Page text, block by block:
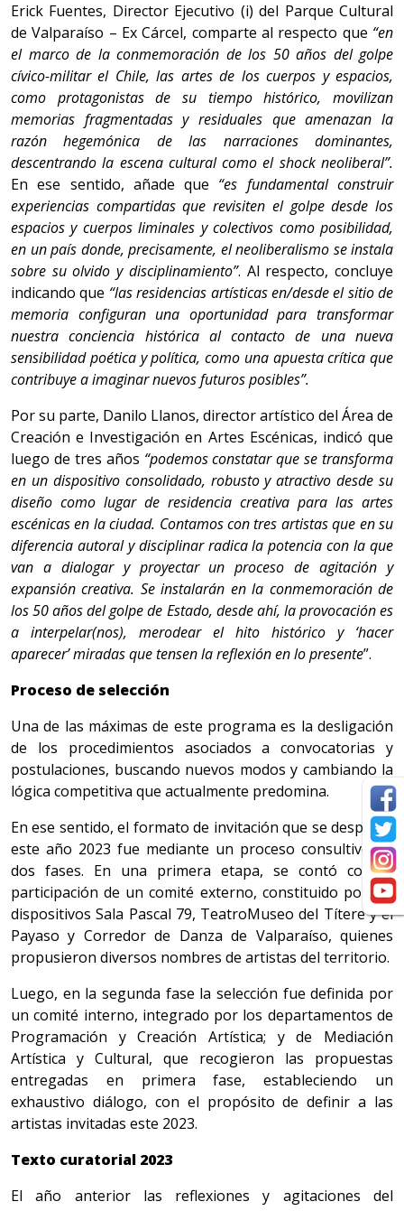
Erick Fuentes, Director Ejecutivo (i) del Parque Cultural
de Valparaíso – Ex Cárcel, comparte al respecto que “en
el marco de la conmemoración de los 50 años del golpe
cívico-militar el Chile, las artes de los cuerpos y espacios,
como protagonistas de su tiempo histórico, movilizan
memorias fragmentadas y residuales que amenazan la
razón hegemónica de las narraciones dominantes,
descentrando la escena cultural como el shock neoliberal”.
En ese sentido, añade que “es fundamentalconstruir
experiencias compartidas que revisiten el golpe desde los
espacios y cuerpos liminales y colectivos como posibilidad,
en un país donde, precisamente, el neoliberalismo se instala
sobre su olvido y disciplinamiento”. Al respecto, concluye
indicando que “las residencias artísticas en/desde el sitio de
memoria configuran una oportunidad para transformar
nuestra conciencia histórica al contacto de una nueva
sensibilidad poética y política, como una apuesta crítica que
contribuye a imaginar nuevos futuros posibles”.
Por su parte, Danilo Llanos, director artístico del Área de
Creación e Investigación en Artes Escénicas, indicó que
luego de tres años “podemos constatar que se transforma
en un dispositivo consolidado, robusto y atractivo desde su
diseño como lugar de residencia creativa para las artes
escénicas en la ciudad. Contamos con tres artistas que en su
diferencia autoral y disciplinar radica la potencia con la que
van a dialogar y proyectar un proceso de agitación y
expansión creativa. Se instalarán en la conmemoración de
los 50 años del golpe de Estado, desde ahí, la provocación es
a interpelar(nos), merodear el hito histórico y ‘hacer
aparecer’ miradas que tensen la reflexión en lo presente”.
Proceso de selección
Una de las máximas de este programa es la desligación
de los procedimientos asociados a convocatorias y
postulaciones, buscando nuevos modos y cambiando la
lógica competitiva que actualmente predomina.
En ese sentido, el formato de invitación que se desplegó
este año 2023 fue mediante un proceso consultivo de
dos fases. En una primera etapa, se contó con la
participación de un comité externo, constituido por los
dispositivos Sala Pascal 79, TeatroMuseo del Títere y el
Payaso y Corredor de Danza de Valparaíso, quienes
propusieron diversos nombres de artistas del territorio.
Luego, en la segunda fase la selección fue definida por
un comité interno, integrado por los departamentos de
Programación y Creación Artística; y de Mediación
Artística y Cultural, que recogieron las propuestas
entregadas en primera fase, estableciendo un
exhaustivo diálogo, con el propósito de definir a las
artistas invitadas este 2023.
Texto curatorial 2023
El año anterior las reflexiones y agitaciones del